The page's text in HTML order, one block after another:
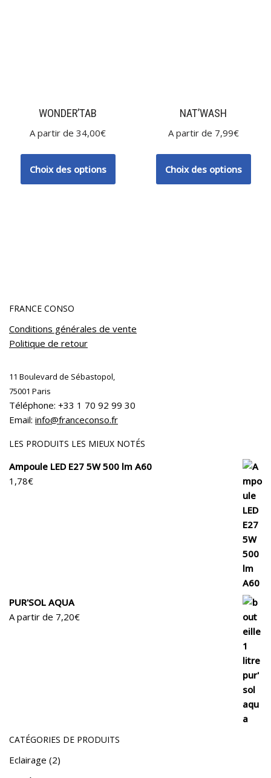
WONDER’TAB
A partir de 34,00€
Choix des options
NAT’WASH
A partir de 7,99€
Choix des options
FRANCE CONSO
Conditions générales de vente
Politique de retour
11 Boulevard de Sébastopol,
75001 Paris
Téléphone: +33 1 70 92 99 30
Email: info@franceconso.fr
LES PRODUITS LES MIEUX NOTÉS
Ampoule LED E27 5W 500 lm A60
1,78€
PUR'SOL AQUA
A partir de 7,20€
CATÉGORIES DE PRODUITS
Eclairage (2)